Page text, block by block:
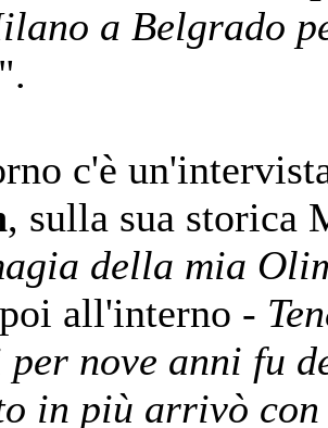
a Belgrado
".
c'è
, sulla sua storica
della mia
all'interno -
nove anni fu
in più arrivò con